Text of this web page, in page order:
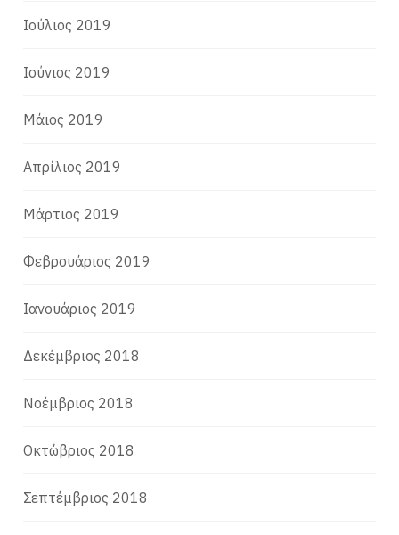
Ιούλιος 2019
Ιούνιος 2019
Μάιος 2019
Απρίλιος 2019
Μάρτιος 2019
Φεβρουάριος 2019
Ιανουάριος 2019
Δεκέμβριος 2018
Νοέμβριος 2018
Οκτώβριος 2018
Σεπτέμβριος 2018